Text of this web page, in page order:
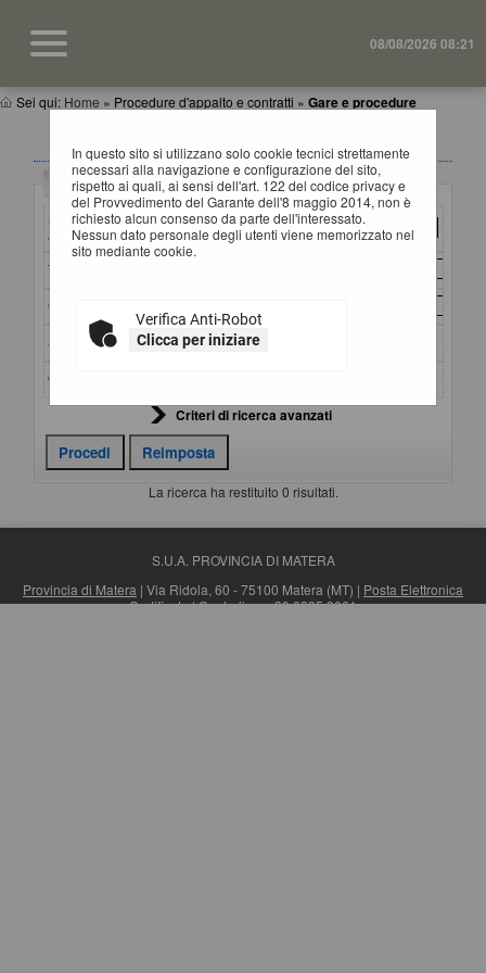
08/08/2026 08:21
Sei qui: Home » Procedure d'appalto e contratti » Gare e procedure
In questo sito si utilizzano solo cookie tecnici strettamente
necessari alla navigazione e configurazione del sito,
rispetto ai quali, ai sensi dell'art. 122 del codice privacy e
del Provvedimento del Garante dell'8 maggio 2014, non è
richiesto alcun consenso da parte dell'interessato.
Nessun dato personale degli utenti viene memorizzato nel
sito mediante cookie.
Verifica Anti-Robot
Clicca per iniziare
GARE E PROCEDURE
Criteri di ricerca
Stazione
appaltante :
Titolo :
CIG :
Stato :
Ordina per :
Criteri di ricerca avanzati
La ricerca ha restituito 0 risultati.
S.U.A. PROVINCIA DI MATERA
Provincia di Matera | Via Ridola, 60 - 75100 Matera (MT) | Posta Elettronica
Certificata| Centralino: +39 0835 3061